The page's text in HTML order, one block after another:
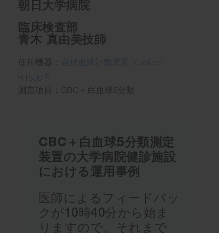
朝日大学病院
臨床検査部
青木 真由美技師
使用機器：
自動血球計数装置 Yumizen
H1500
測定項目：CBC＋白血球5分類
CBC＋白血球5分類測定
装置の大学病院健診施設
における運用事例
医師によるフィードバッ
クが10時40分から始ま
りますので、それまで